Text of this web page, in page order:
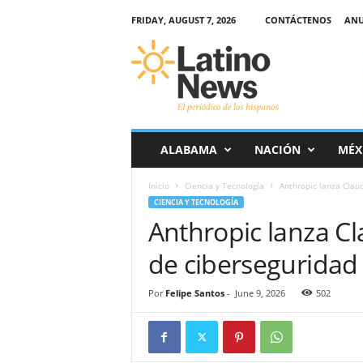
FRIDAY, AUGUST 7, 2026 CONTÁCTENOS
r
ALABAMA NACIÓN
Inicio Ciencia y Tecnología Anthropic lanza
CIENCIA Y TECNOLOGÍA
Anthropic lanza
de ciberseguridad
Por Felipe Santos- June 9, 2026 502